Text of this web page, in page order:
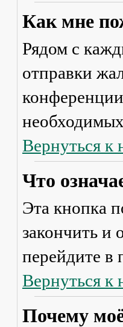
Как мне
Рядом с
отправки
Вернуться к
Что
Эта кнопка
закончить и
перейдите в
Вернуться к
Почему